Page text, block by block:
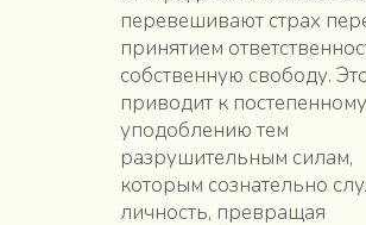
перевешивают страх
принятием
собственную свободу.
приводит к постепенному
уподоблению тем
разрушительным силам,
которым сознательно
личность, превращая